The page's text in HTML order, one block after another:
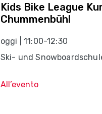
Kids Bike League
Chummenbühl
oggi | 11:00-12:30
Ski- und
All’evento